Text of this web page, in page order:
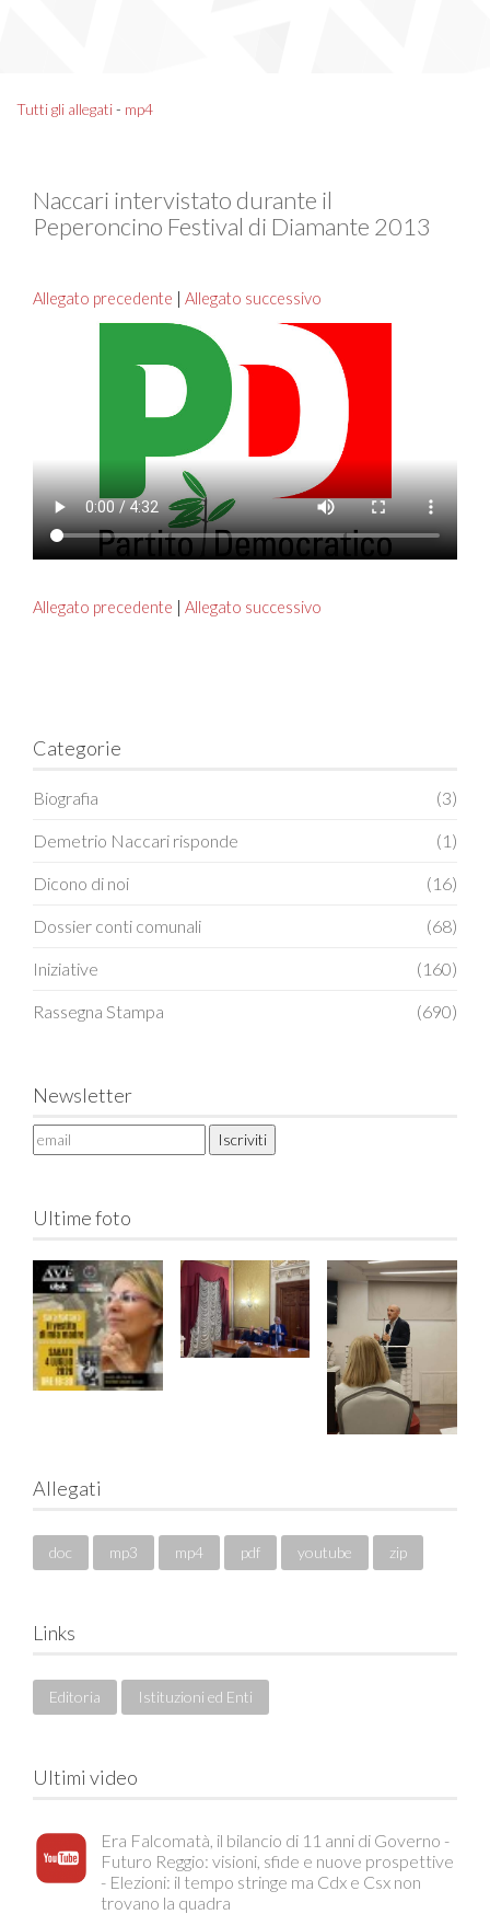
Tutti gli allegati- mp4
Naccari intervistato durante il
Peperoncino Festival di Diamante 2013
Allegato precedente | Allegato successivo
Allegato precedente | Allegato successivo
Categorie
Biografia (3)
Demetrio Naccari risponde (1)
Dicono di noi (16)
Dossier conti comunali (68)
Iniziative (160)
Rassegna Stampa (690)
Newsletter
Ultime foto
Allegati
doc mp3 mp4 pdf youtube zip
Links
Editoria Istituzioni ed Enti
Ultimi video
Era Falcomatà, il bilancio di 11 anni di Governo -
Futuro Reggio: visioni, sfide e nuove prospettive
- Elezioni: il tempo stringe ma Cdx e Csx non
trovano la quadra